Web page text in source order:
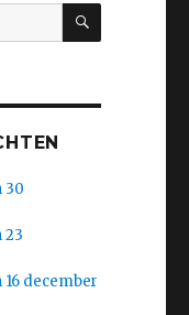
ZOEKEN
30
23
16 december